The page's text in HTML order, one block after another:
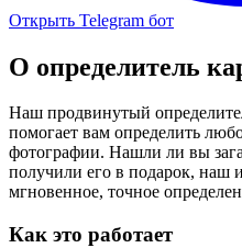
Открыть Telegram бот
О определитель
Наш продвинутый
помогает вам определить
фотографии. Нашли ли вы
получили его в подарок, наш
мгновенное, точное
Как это работает